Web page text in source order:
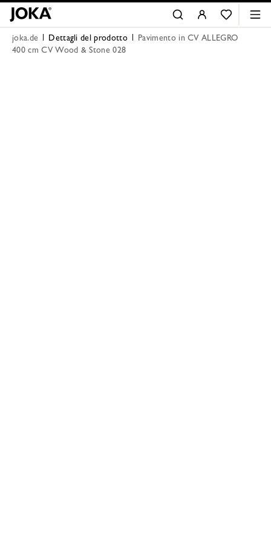
joka.de Dettagli del prodotto
Pavimento in CV ALLEGRO
400 cm CV Wood & Stone 028